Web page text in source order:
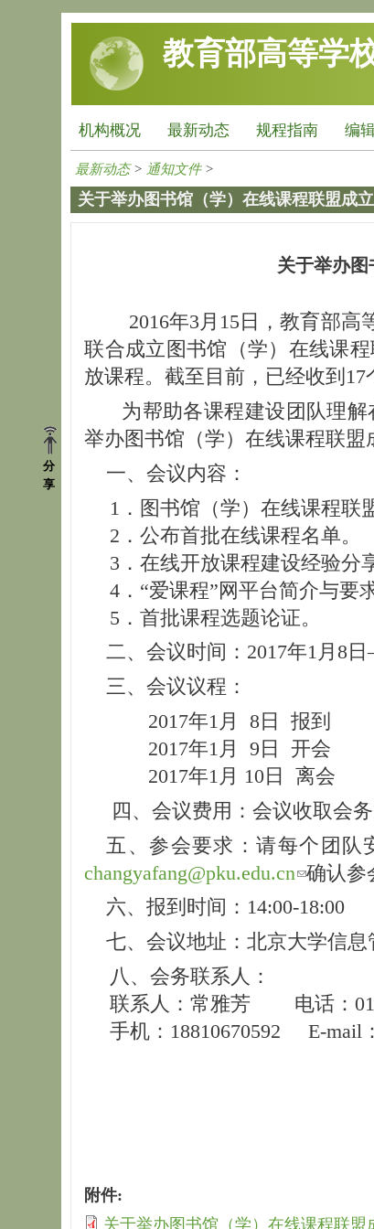
跳转到主要内容
教育部高等学
机构概况 最新动态 规程指南 编
分
享
最新动态> 通知文件>
关于举办图书馆（学）在线课程联盟成
关于举办
2016年3月15日，教育部高等
联合成立图书馆（学）在线课
放课程。截至目前，已经收到17
为帮助各课程建设团队理
举办图书馆（学）在线课程联
一、会议内容：
1．图书馆（学）在线课程联
2．公布首批在线课程名单。
3．在线开放课程建设经验分
4．“爱课程”网平台简介与要求
5．首批课程选题论证。
二、会议时间：2017年1月8
三、会议议程：
2017年1月 8日 报到
2017年1月 9日 开会
2017年1月 10日 离会
四、会议费用：会议收取会务
五、参会要求：请每个团队
changyafang@pku.edu.cn 确认参
六、报到时间：14:00-18:00
七、会议地址：北京大学信息
八、会务联系人：
联系人：常雅芳 电话：
手机：18810670592 E-mail
附件:
关于举办图书馆（学）在线课程联